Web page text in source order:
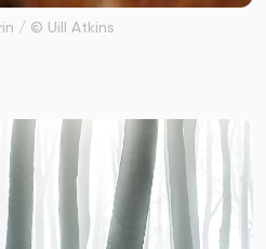
/ © Uill Atkins